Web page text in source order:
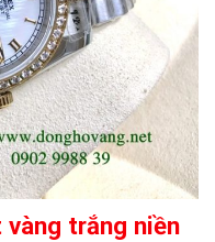
trắng niền